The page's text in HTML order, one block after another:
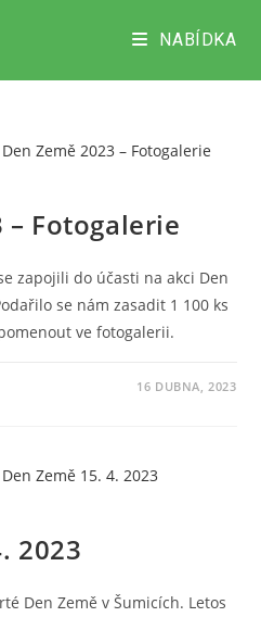
NABÍDKA
– Fotogalerie
zapojili do účasti na akci Den
se nám zasadit 1 100 ks
ve fotogalerii.
16 DUBNA, 2023
2023
Den Země v Šumicích. Letos